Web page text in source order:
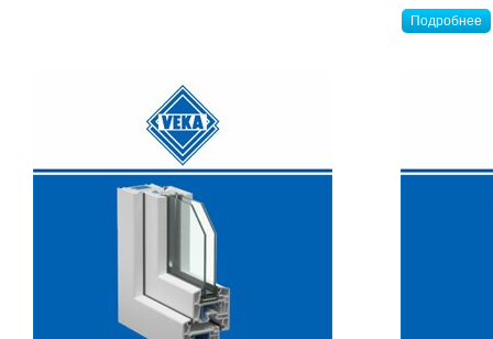
Подробнее